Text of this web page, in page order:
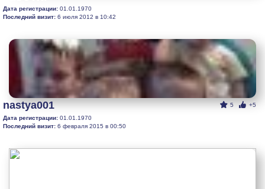
Дата регистрации: 01.01.1970
Последний визит: 6 июля 2012 в 10:42
5 +5
nastya001
Дата регистрации: 01.01.1970
Последний визит: 6 февраля 2015 в 00:50